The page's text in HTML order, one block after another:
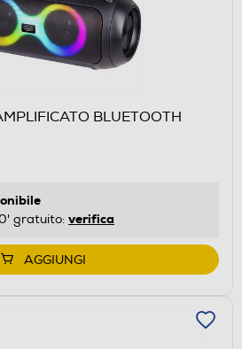
BLUETOOTH
gratuito: verifica
AGGIUNGI